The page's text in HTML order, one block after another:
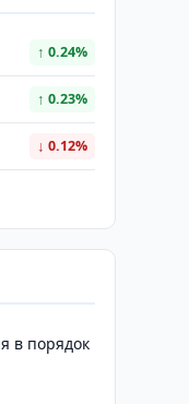
↑ 0.24%
↑ 0.23%
↓ 0.12%
в порядок